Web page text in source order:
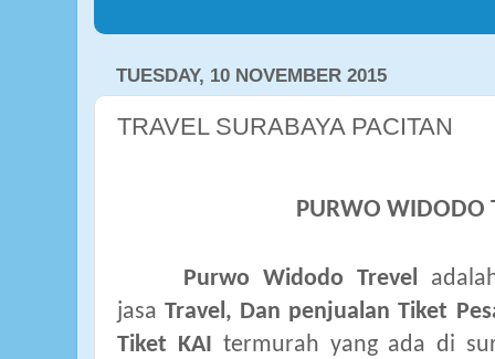
TUESDAY, 10 NOVEMBER 2015
TRAVEL SURABAYA PACITAN
PURWO WIDODO
Purwo Widodo Trevel
jasa Travel, Dan penjualan Tiket
Tiket KAI termurah yang ada di